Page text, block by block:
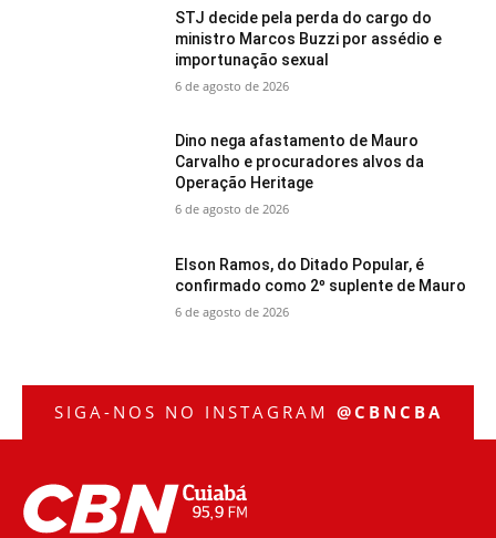
STJ decide pela perda do cargo do
ministro Marcos Buzzi por assédio e
importunação sexual
6 de agosto de 2026
Dino nega afastamento de Mauro
Carvalho e procuradores alvos da
Operação Heritage
6 de agosto de 2026
Elson Ramos, do Ditado Popular, é
confirmado como 2º suplente de Mauro
6 de agosto de 2026
SIGA-NOS NO INSTAGRAM @CBNCBA